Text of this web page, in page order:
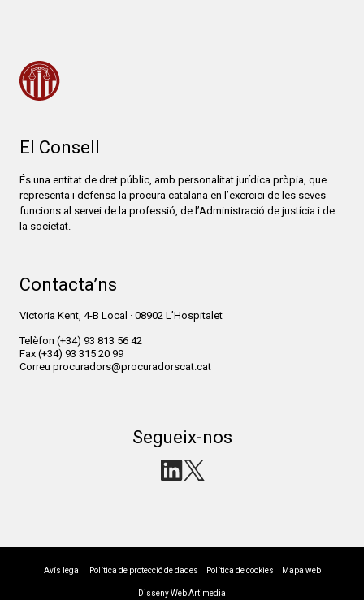
El Consell
És una entitat de dret públic, amb personalitat jurídica pròpia, que
representa i defensa la procura catalana en l’exercici de les seves
funcions al servei de la professió, de l’Administració de justícia i de
la societat.
Contacta’ns
Victoria Kent, 4-B Local · 08902 L’Hospitalet
Telèfon (+34) 93 813 56 42
Fax (+34) 93 315 20 99
Correu procuradors@procuradorscat.cat
Segueix-nos
Avís legal Política de protecció de dades Política de cookies Mapa web
Disseny Web Artimedia